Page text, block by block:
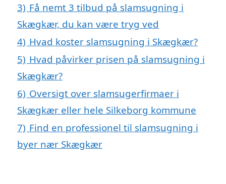
3) Få nemt 3 tilbud på slamsugning i
Skægkær, du kan være tryg ved
4) Hvad koster slamsugning i Skægkær?
5) Hvad påvirker prisen på slamsugning i
Skægkær?
6) Oversigt over slamsugerfirmaer i
Skægkær eller hele Silkeborg kommune
7) Find en professionel til slamsugning i
byer nær Skægkær